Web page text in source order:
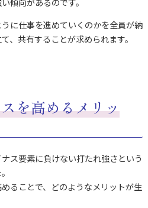
傾向があるのです。
に仕事を進めていくのかを全員が納
、共有することが求められます。
を高めるメリッ
ス要素に負けない打たれ強さという
ることで、どのようなメリットが生